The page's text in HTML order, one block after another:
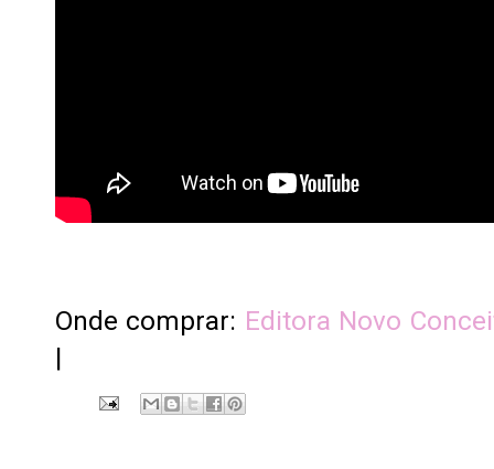
Onde comprar: Editora Novo
|